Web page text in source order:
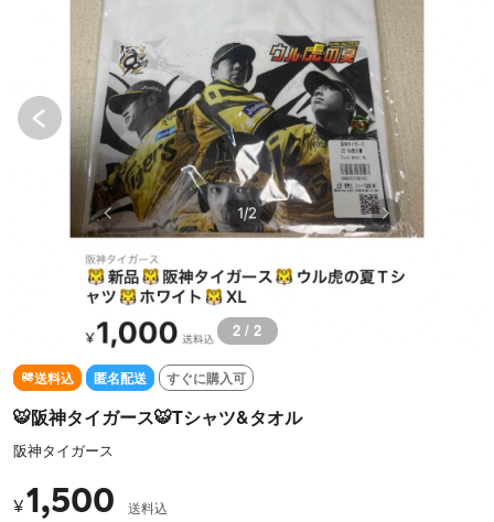
2 / 2
送料込 匿名配送 すぐに購入可
🐯阪神タイガース🐯Tシャツ&タオル
阪神タイガース
¥1,500 送料込